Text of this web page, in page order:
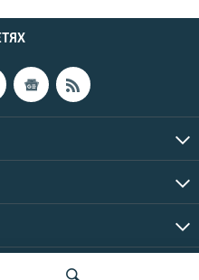
RL, Inc. | Все права защищены.